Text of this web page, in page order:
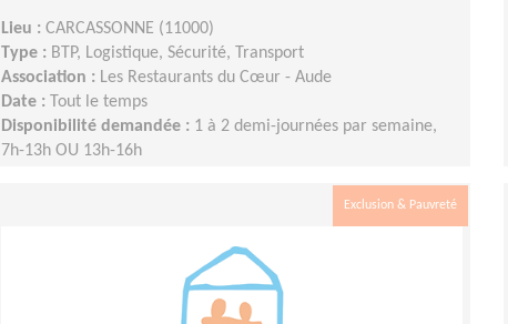
Lieu : CARCASSONNE (11000)
Type : BTP, Logistique, Sécurité, Transport
Association : Les Restaurants du Cœur - Aude
Date :
Tout le temps
Disponibilité demandée : 1 à 2 demi-journées par semaine,
7h-13h OU 13h-16h
Exclusion & Pauvreté